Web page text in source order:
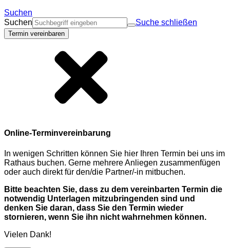
Suchen
Suchen
Suche schließen
Termin vereinbaren
Online-Terminvereinbarung
In wenigen Schritten können Sie hier Ihren Termin bei uns im
Rathaus buchen. Gerne mehrere Anliegen zusammenfügen
oder auch direkt für den/die Partner/-in mitbuchen.
Bitte beachten Sie, dass zu dem vereinbarten Termin die
notwendig Unterlagen mitzubringenden sind und
denken Sie daran, dass Sie den Termin wieder
stornieren, wenn Sie ihn nicht wahrnehmen können.
Vielen Dank!